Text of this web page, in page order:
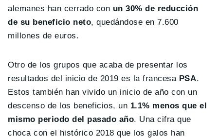
alemanes han cerrado con un 30% de reducción
de su beneficio neto, quedándose en 7.600
millones de euros.
Otro de los grupos que acaba de presentar los
resultados del inicio de 2019 es la francesaPSA.
Estos también han vivido un inicio de año con un
descenso de los beneficios, un 1.1% menos que el
mismo periodo del pasado año. Una cifra que
choca con el histórico 2018 que los galos han